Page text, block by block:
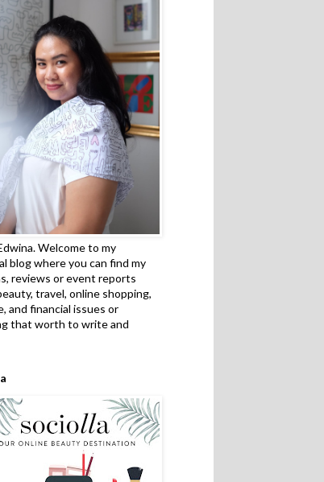
Welcome to my
blog where you can find my
reviews or event reports
travel, online shopping,
and financial issues or
that worth to write and